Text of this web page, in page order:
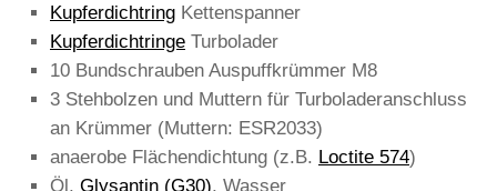
Kupferdichtring Kettenspanner
Kupferdichtringe Turbolader
10 Bundschrauben Auspuffkrümmer M8
3 Stehbolzen und Muttern für Turboladeranschluss
an Krümmer (Muttern: ESR2033)
anaerobe Flächendichtung (z.B. Loctite 574)
Öl, Glysantin (G30), Wasser